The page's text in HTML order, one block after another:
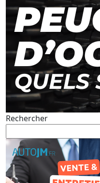
Rechercher